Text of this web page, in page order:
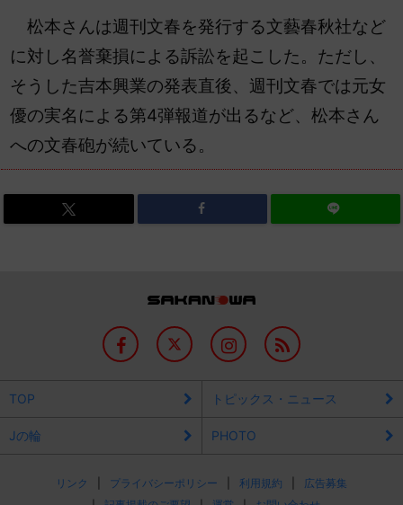
松本さんは週刊文春を発行する文藝春秋社など
に対し名誉棄損による訴訟を起こした。ただし、
そうした吉本興業の発表直後、週刊文春では元女
優の実名による第4弾報道が出るなど、松本さん
への文春砲が続いている。
TOP トピックス・ニュース
Jの輪 PHOTO
リンク プライバシーポリシー 利用規約
広告募集